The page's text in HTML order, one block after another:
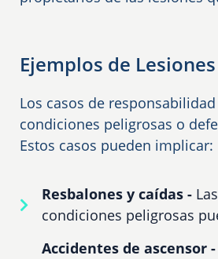
Ejemplos de
Los casos de
condiciones peligrosas o
Estos casos pueden implicar:
Resbalones y caídas -
condiciones peligrosas
Accidentes de ascensor -